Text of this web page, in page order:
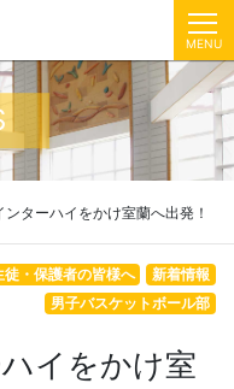
MENU
ターハイをかけ室蘭へ出発！
新着情報
徒・保護者の皆様へ
男子バスケットボール部
イをかけ室